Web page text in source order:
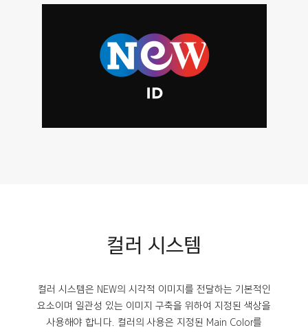
컬러 시스템
컬러 시스템은 NEW의 시각적 이미지를 전달하는 기본적인
요소이며 일관성 있는 이미지 구축을 위하여 지정된 색상을
사용해야 합니다. 컬러의 사용은 지정된 Main Color를